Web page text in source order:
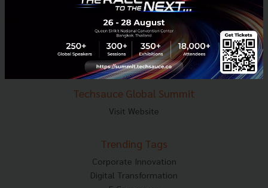
About Techsauce
Techsauce Services
Privacy Policy
ส่งบทความ
Techsauce Global Summit
Visit Website
Trending Tags
Corporate Innovation
Digital Transformation